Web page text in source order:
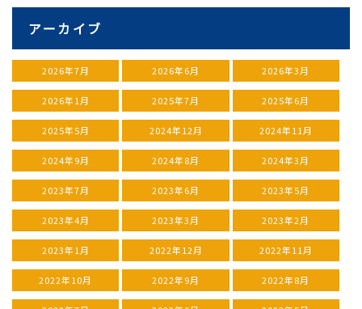
アーカイブ
2026年7月 2026年6月 2026年3月
2026年1月 2025年7月 2025年6月
2025年5月 2024年12月 2024年11月
2024年9月 2024年8月 2024年3月
2023年7月 2023年6月 2023年5月
2023年4月 2023年3月 2023年2月
2023年1月 2022年12月 2022年11月
2022年10月 2022年9月 2022年8月